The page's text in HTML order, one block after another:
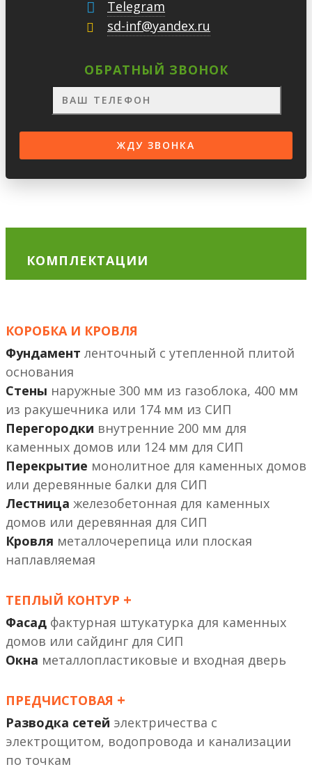
Telegram
sd-inf@yandex.ru
ОБРАТНЫЙ ЗВОНОК
КОМПЛЕКТАЦИИ
КОРОБКА И КРОВЛЯ
Фундамент ленточный с утепленной плитой
основания
Стены наружные 300 мм из газоблока, 400 мм
из ракушечника или 174 мм из СИП
Перегородки внутренние 200 мм
или 124 мм
Перекрытие монолитное
или деревянные балки
Лестница железобетонная
или деревянная
Кровля металлочерепица или плоская
наплавляемая
ТЕПЛЫЙ КОНТУР +
Фасад фактурная штукатурка
или сайдинг
Окна металлопластиковые и входная дверь
ПРЕДЧИСТОВАЯ +
Разводка сетей электричества с
электрощитом, водопровода и канализации
по точкам